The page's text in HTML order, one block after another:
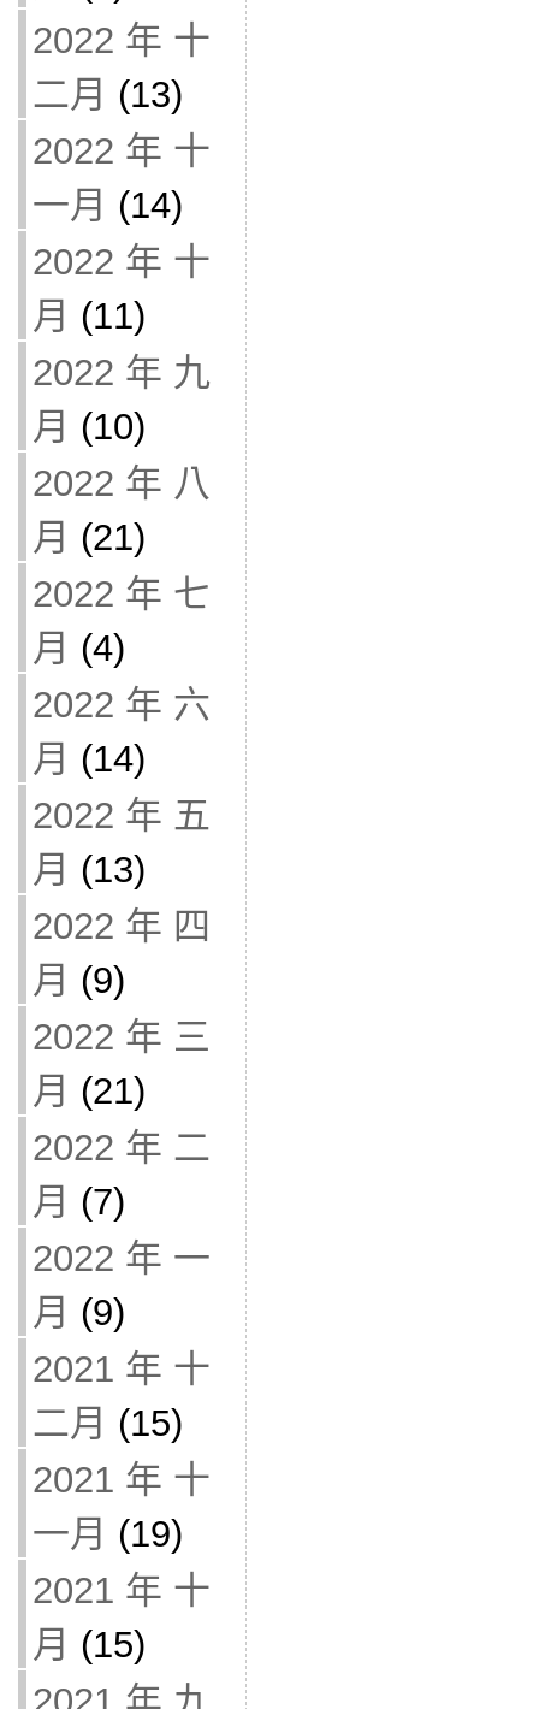
2022 年 十
二月 (13)
2022 年 十
一月 (14)
2022 年 十
月 (11)
2022 年 九
月 (10)
2022 年 八
月 (21)
2022 年 七
月 (4)
2022 年 六
月 (14)
2022 年 五
月 (13)
2022 年 四
月 (9)
2022 年 三
月 (21)
2022 年 二
月 (7)
2022 年 一
月 (9)
2021 年 十
二月 (15)
2021 年 十
一月 (19)
2021 年 十
月 (15)